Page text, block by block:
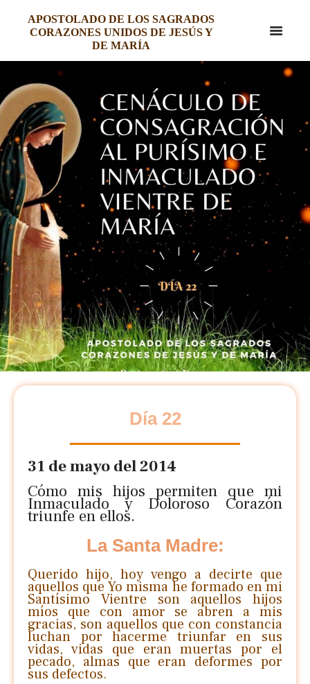
APOSTOLADO DE LOS SAGRADOS
CORAZONES UNIDOS DE JESÚS Y
DE MARÍA
CENÁCULO DE CONSAGRACIÓN
AL PURÍSIMO E INMACULADO
VIENTRE DE MARÍA – DÍA 22
Día 22
31 de mayo del 2014
Cómo mis hijos permiten que mi
Inmaculado y Doloroso Corazón
triunfe en ellos.
La Santa Madre:
Querido hijo, hoy vengo a decirte que
aquellos que Yo misma he formado en mi
Santísimo Vientre son aquellos hijos
míos que con amor se abren a mis
gracias, son aquellos que con constancia
luchan por hacerme triunfar en sus
vidas, vidas que eran muertas por el
pecado, almas que eran deformes por
sus defectos.